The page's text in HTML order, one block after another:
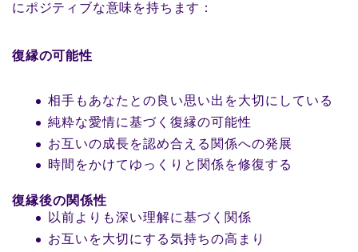
にポジティブな意味を持ちます：
復縁の可能性
相手もあなたとの良い思い出を大切にしている
純粋な愛情に基づく復縁の可能性
お互いの成長を認め合える関係への発展
時間をかけてゆっくりと関係を修復する
復縁後の関係性
以前よりも深い理解に基づく関係
お互いを大切にする気持ちの高まり